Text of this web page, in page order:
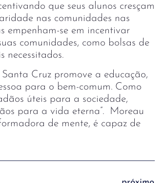
que seus alunos cresçam
nas comunidades nas
empenham-se em incentivar
comunidades, como bolsas de
necessitados.
Cruz promove a educação,
para o bem-comum. Como
úteis para a sociedade,
para a vida eterna”. Moreau
de mente, é capaz de